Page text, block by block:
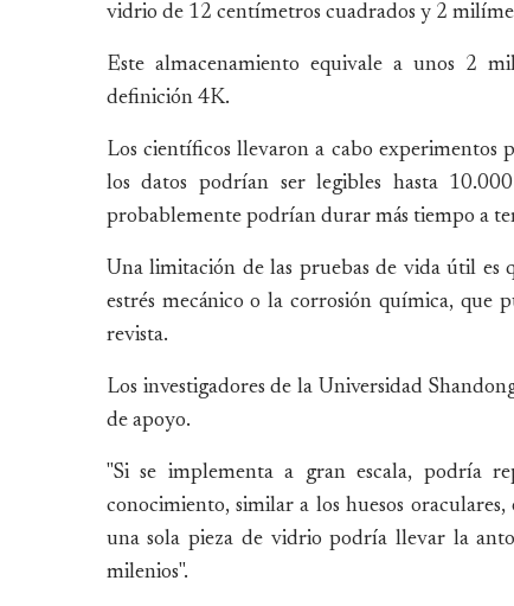
vidrio de 12 centímetros cuadrados y 2
Este almacenamiento equivale a unos 2
definición 4K.
Los científicos llevaron a cabo experimentos
los datos podrían ser legibles hasta
probablemente podrían durar más tiempo a
Una limitación de las pruebas de vida útil es
estrés mecánico o la corrosión química, que
revista.
Los investigadores de la Universidad
de apoyo.
"Si se implementa a gran escala, podría
conocimiento, similar a los huesos
una sola pieza de vidrio podría llevar la
milenios".